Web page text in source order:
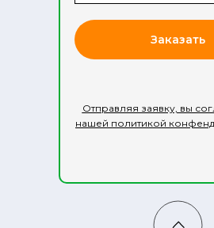
Заказать
Отправляя заявку, вы
нашей политикой